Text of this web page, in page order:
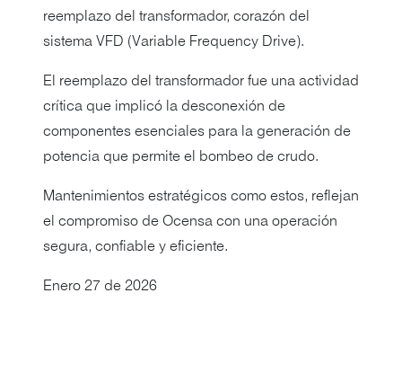
reemplazo del transformador, corazón del
sistema VFD (Variable Frequency Drive).
El reemplazo del transformador fue una actividad
crítica que implicó la desconexión de
componentes esenciales para la generación de
potencia que permite el bombeo de crudo.
Mantenimientos estratégicos como estos, reflejan
el compromiso de Ocensa con una operación
segura, confiable y eficiente.
Enero 27 de 2026